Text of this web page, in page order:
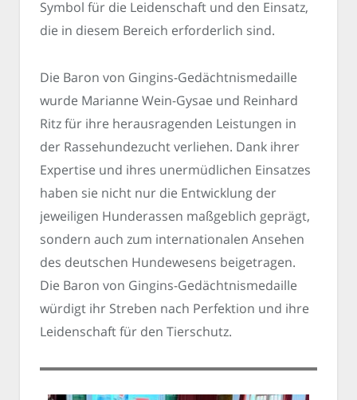
Symbol für die Leidenschaft und den Einsatz,
die in diesem Bereich erforderlich sind.
Die Baron von Gingins-Gedächtnismedaille
wurde Marianne Wein-Gysae und Reinhard
Ritz für ihre herausragenden Leistungen in
der Rassehundezucht verliehen. Dank ihrer
Expertise und ihres unermüdlichen Einsatzes
haben sie nicht nur die Entwicklung der
jeweiligen Hunderassen maßgeblich geprägt,
sondern auch zum internationalen Ansehen
des deutschen Hundewesens beigetragen.
Die Baron von Gingins-Gedächtnismedaille
würdigt ihr Streben nach Perfektion und ihre
Leidenschaft für den Tierschutz.